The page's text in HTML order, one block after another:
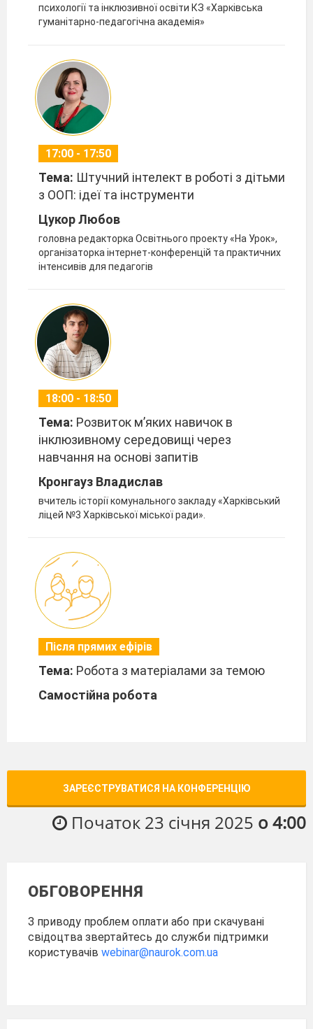
психології та інклюзивної освіти КЗ «Харківська
гуманітарно-педагогічна академія»
17:00 - 17:50
Тема: Штучний інтелект в роботі з дітьми
з ООП: ідеї та інструменти
Цукор Любов
головна редакторка Освітнього проекту «На Урок»,
організаторка інтернет-конференцій та практичних
інтенсивів для педагогів
18:00 - 18:50
Тема: Розвиток м’яких навичок в
інклюзивному середовищі через
навчання на основі запитів
Кронгауз Владислав
вчитель історії комунального закладу «Харківський
ліцей №3 Харківської міської ради».
Після прямих ефірів
Тема: Робота з матеріалами за темою
Самостійна робота
ЗАРЕЄСТРУВАТИСЯ НА КОНФЕРЕНЦІЮ
Початок 23 січня 2025 о 4:00
ОБГОВОРЕННЯ
З приводу проблем оплати або при скачувані
свідоцтва звертайтесь до служби підтримки
користувачів webinar@naurok.com.ua